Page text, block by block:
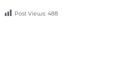
Post Views: 488